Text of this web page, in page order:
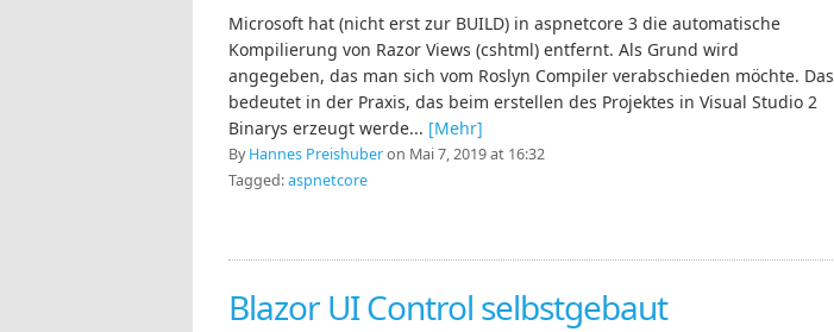
Microsoft hat (nicht erst zur BUILD) in aspnetcore 3 die automatische
Kompilierung von Razor Views (cshtml) entfernt. Als Grund wird
angegeben, das man sich vom Roslyn Compiler verabschieden möchte. Das
bedeutet in der Praxis, das beim erstellen des Projektes in Visual Studio 2
Binarys erzeugt werde... [Mehr]
ByHannes Preishuberon Mai 7, 2019 at 16:32
Tagged:aspnetcore
Blazor UI Control selbstgebaut